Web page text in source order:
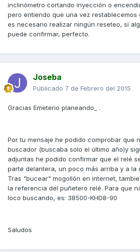
inclinómetro cortando inyección o
pero entiendo que una vez
es necesario realizar ningún reseteo, si
puede confirmar, perfecto.
Joseba
Publicado 7 de Febrero del 2015
Gracias Emeterio planeando_ .
Por tu mensaje he podido comprobar que
buscador (buscaba solo el último año)y
adjuntas he podido confirmar que el relé
parte delantera, un poco más arriba y a la
Tras "bucear" mogollón en internet,
la referencia del puñetero relé. Para que
loco buscando, es: 38500-KHD8-90
Saludos